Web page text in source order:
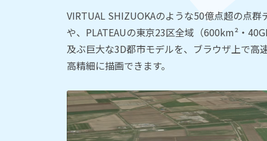
VIRTUAL SHIZUOKAのような50億点超の点群
や、PLATEAUの東京23区全域（600km²・
及ぶ巨大な3D都市モデルを、ブラウザ上で高
高精細に描画できます。